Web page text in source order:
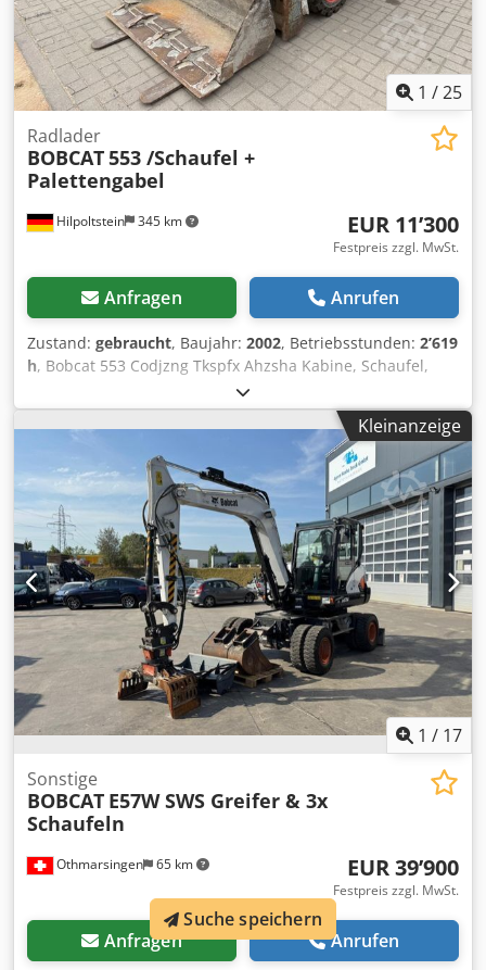
1 /25
Hilpoltstein 345 km
Radlader
BOBCAT553 /Schaufel +
Palettengabel
EUR 11’300
Festpreis zzgl. MwSt.
Anfragen Anrufen
Zustand: gebraucht, Baujahr: 2002, Betriebsstunden: 2’619
h, Bobcat 553 Codjzng Tkspfx Ahzsha Kabine, Schaufel,
Kleinanzeige
1 / 17
Othmarsingen 65 km
Sonstige
BOBCAT E57W SWS Greifer & 3x
Schaufeln
EUR 39’900
Festpreis zzgl. MwSt.
Anfragen Anrufen
Suche speichern